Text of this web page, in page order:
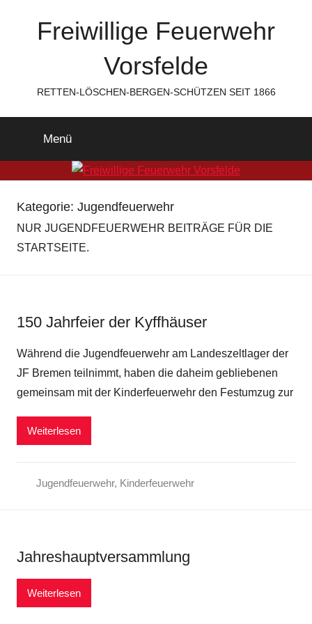
Freiwillige Feuerwehr
Vorsfelde
RETTEN-LÖSCHEN-BERGEN-SCHÜTZEN SEIT 1866
Menü
Kategorie: Jugendfeuerwehr
NUR JUGENDFEUERWEHR BEITRÄGE FÜR DIE
STARTSEITE.
150 Jahrfeier der Kyffhäuser
Während die Jugendfeuerwehr am Landeszeltlager der
JF Bremen teilnimmt, haben die daheim gebliebenen
gemeinsam mit der Kinderfeuerwehr den Festumzug zur
Weiterlesen
Jugendfeuerwehr, Kinderfeuerwehr
Jahreshauptversammlung
Weiterlesen